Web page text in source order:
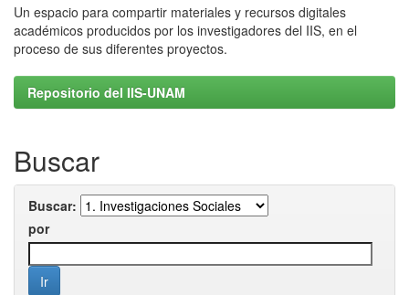
Un espacio para compartir materiales y recursos digitales
académicos producidos por los investigadores del IIS, en el
proceso de sus diferentes proyectos.
Repositorio del IIS-UNAM
Buscar
Buscar:
por